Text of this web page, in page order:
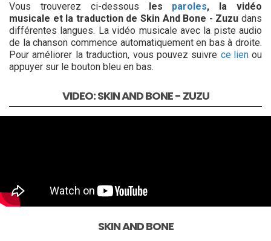
Vous trouverez ci-dessous les paroles, la vidéo
musicale et la traduction de Skin And Bone - Zuzu dans
différentes langues. La vidéo musicale avec la piste audio
de la chanson commence automatiquement en bas à droite.
Pour améliorer la traduction, vous pouvez suivre ce lienou
appuyer sur le bouton bleu en bas.
VIDEO: SKIN AND BONE - ZUZU
SKIN AND BONE